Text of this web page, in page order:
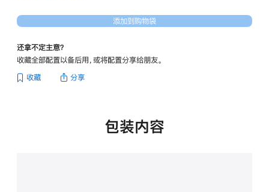
寸
MacBook
深
空
添加到购物袋
还拿不定主意？
收藏全部配置以备后用，或将配置分享给朋友。
收藏 分享
包装内容